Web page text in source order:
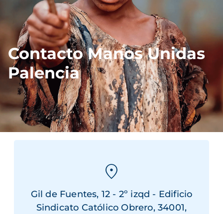
Contacto Manos Unidas
Palencia
Gil de Fuentes, 12 - 2º izqd - Edificio
Sindicato Católico Obrero, 34001,